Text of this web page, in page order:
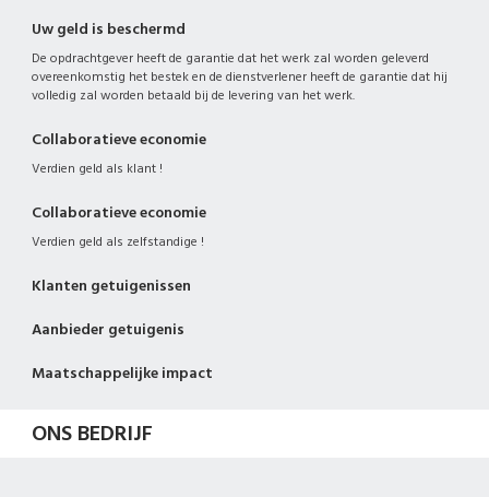
Uw geld is beschermd
De opdrachtgever heeft de garantie dat het werk zal worden geleverd
overeenkomstig het bestek en de dienstverlener heeft de garantie dat hij
volledig zal worden betaald bij de levering van het werk.
Collaboratieve economie
Verdien geld als klant !
Collaboratieve economie
Verdien geld als zelfstandige !
Klanten getuigenissen
Aanbieder getuigenis
Maatschappelijke impact
ONS BEDRIJF